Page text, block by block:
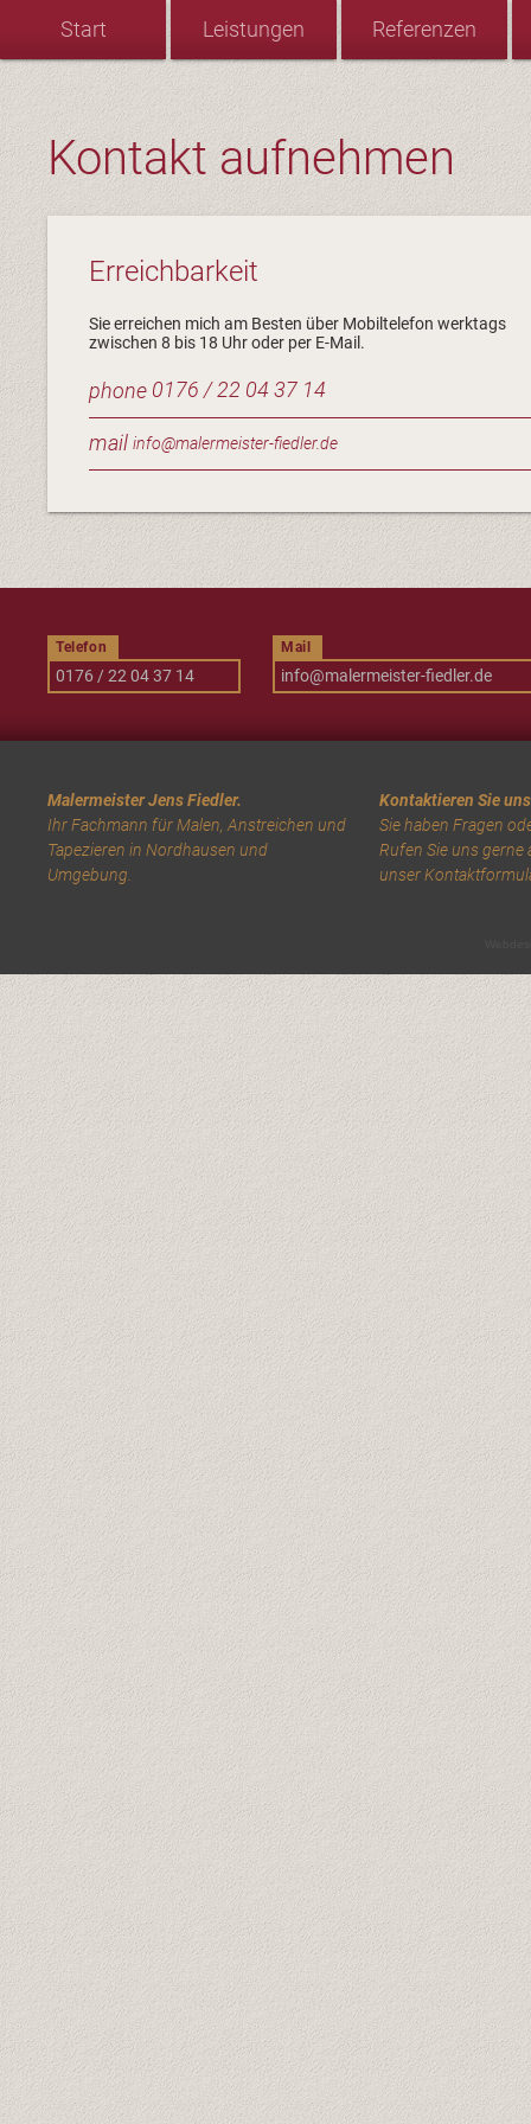
Start Leistungen Referenzen
Kontakt aufnehmen
Erreichbarkeit
Sie erreichen mich am Besten über Mobiltelefon werktags
zwischen 8 bis 18 Uhr oder per E-Mail.
phone0176 / 22 04 37 14
mail info@malermeister-fiedler.de
Telefon
0176 / 22 04 37 14
Mail
info@malermeister-fiedler.de
Malermeister Jens Fiedler.
Ihr Fachmann für Malen, Anstreichen und
Tapezieren in Nordhausen und
Umgebung.
Kontaktieren Sie uns
Sie haben Fragen
Rufen Sie uns gerne
unser